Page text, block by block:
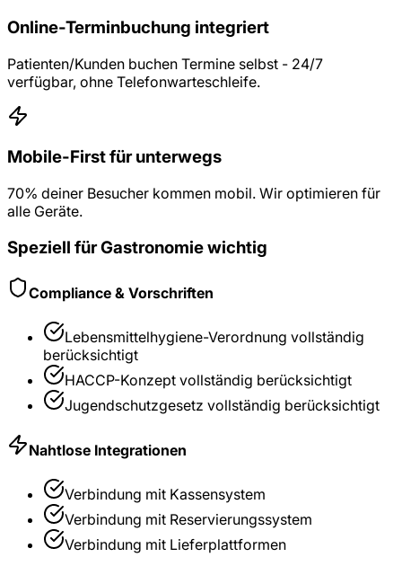
Online-Terminbuchung integriert
Patienten/Kunden buchen Termine selbst - 24/7
verfügbar, ohne Telefonwarteschleife.
Mobile-First für unterwegs
70% deiner Besucher kommen mobil. Wir optimieren für
alle Geräte.
Speziell fürGastronomiewichtig
Compliance & Vorschriften
Lebensmittelhygiene-Verordnung vollständig
berücksichtigt
HACCP-Konzept vollständig berücksichtigt
Jugendschutzgesetz vollständig berücksichtigt
Nahtlose Integrationen
Verbindung mit Kassensystem
Verbindung mit Reservierungssystem
Verbindung mit Lieferplattformen